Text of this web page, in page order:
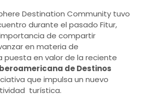
Destination Community tuvo
durante el pasado Fitur,
de compartir
en materia de
puesta en valor de la reciente
de Destinos
que impulsa un nuevo
turística.